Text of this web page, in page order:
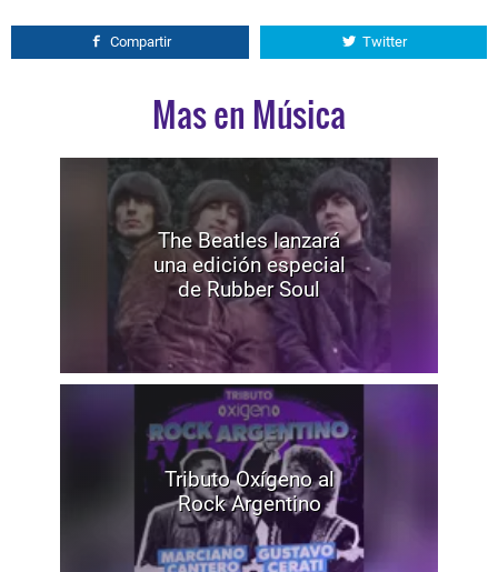
Compartir Twitter
Mas en Música
The Beatles lanzará
una edición especial
de Rubber Soul
Tributo Oxígeno al
Rock Argentino